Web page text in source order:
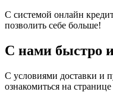
С системой онлайн
позволить себе больше!
С нами быстро
С условиями доставки и
ознакомиться на странице